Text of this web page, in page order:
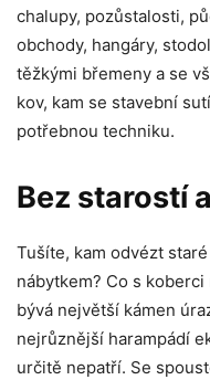
chalupy, pozůstalosti,
obchody, hangáry,
těžkými břemeny a se
kov, kam se stavební
potřebnou techniku.
Bez starostí
Tušíte, kam odvézt
nábytkem? Co s
bývá největší kámen
nejrůznější harampádí
určitě nepatří. Se